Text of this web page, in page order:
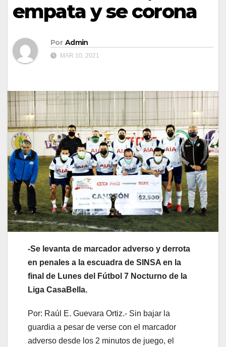
empata y se corona
Por Admin
MAR 10, 2021
-Se levanta de marcador adverso y derrota
en penales a la escuadra de SINSA en la
final de Lunes del Fútbol 7 Nocturno de la
Liga CasaBella.
Por: Raúl E. Guevara Ortiz.- Sin bajar la
guardia a pesar de verse con el marcador
adverso desde los 2 minutos de juego, el